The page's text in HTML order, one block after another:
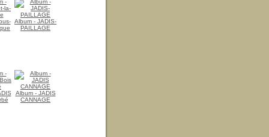
Album - JADIS-
PAILLAGE
Album - JADIS
CANNAGE